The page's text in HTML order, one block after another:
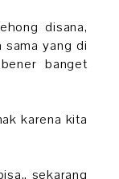
disana,
sama yang di
banget
karena kita
sekarang